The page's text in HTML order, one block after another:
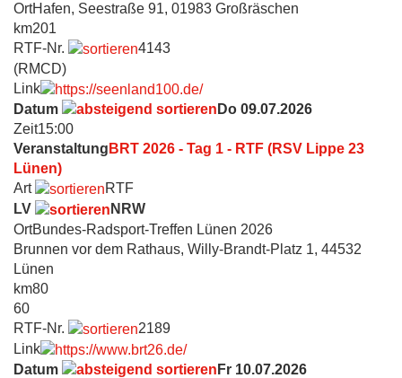
OrtHafen, Seestraße 91, 01983 Großräschen
km201
RTF-Nr.
4143
(RMCD)
Link
Datum
Do 09.07.2026
Zeit15:00
Veranstaltung BRT 2026 - Tag 1 - RTF (RSV Lippe 23
Lünen)
Art
RTF
LV
NRW
OrtBundes-Radsport-Treffen Lünen 2026
Brunnen vor dem Rathaus, Willy-Brandt-Platz 1, 44532
Lünen
km80
60
RTF-Nr.
2189
Link
Datum
Fr 10.07.2026